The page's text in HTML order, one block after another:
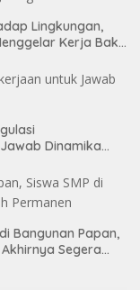
Lingkungan,
Kerja Bakti
Dinamika
Bangunan Papan,
Segera